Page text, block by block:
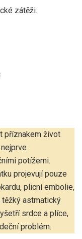
zátěži.
příznakem život
potížemi.
projevují pouze
plicní embolie,
těžký astmatický
srdce a plíce,
problém.